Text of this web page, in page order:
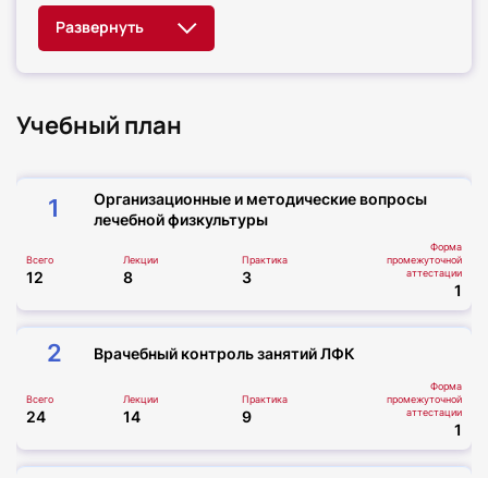
Учебный план
1
Организационные и методические вопросы
лечебной физкультуры
Всего
12
Лекции
8
Практика
3
Форма
промежуточной
аттестации
1
2 Врачебный контроль занятий ЛФК
Всего
24
Лекции
14
Практика
9
Форма
промежуточной
аттестации
1